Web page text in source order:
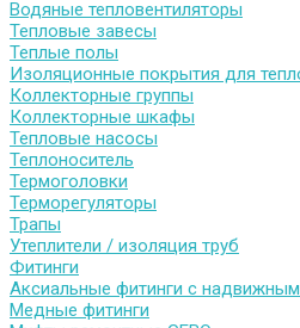
Водяные тепловентиляторы
Тепловые завесы
Теплые полы
Изоляционные покрытия для
Коллекторные группы
Коллекторные шкафы
Тепловые насосы
Теплоноситель
Термоголовки
Терморегуляторы
Трапы
Утеплители / изоляция труб
Фитинги
Аксиальные фитинги с
Медные фитинги